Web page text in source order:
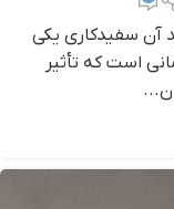
آن سفیدکاری یکی
است که تأثیر
ن...